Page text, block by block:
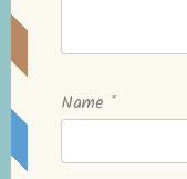
Name *